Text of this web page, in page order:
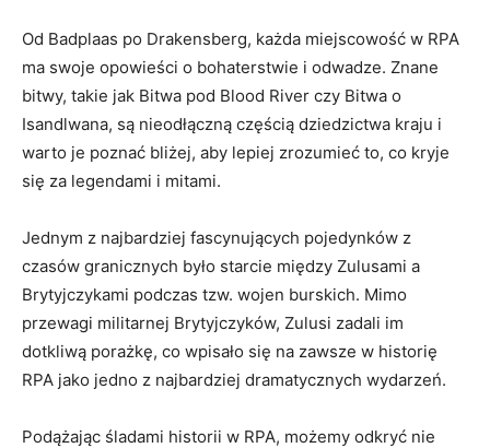
Od⁢ Badplaas po ⁢Drakensberg, każda miejscowość w RPA
ma swoje⁢ opowieści ‍o bohaterstwie‌ i odwadze. Znane
bitwy, takie jak Bitwa pod Blood River czy Bitwa o
Isandlwana, są nieodłączną częścią dziedzictwa kraju i
‌warto je poznać​ bliżej,⁢ aby lepiej ‌zrozumieć to, ‍co‌ kryje
się za legendami ⁢i mitami.
Jednym⁢ z najbardziej fascynujących ​pojedynków z
czasów granicznych było starcie między Zulusami a
Brytyjczykami ⁤podczas⁣ tzw. wojen burskich. Mimo‌
przewagi ​militarnej ⁢Brytyjczyków, Zulusi zadali im
dotkliwą porażkę, co wpisało się​ na zawsze ⁤w historię
RPA jako jedno z​ najbardziej dramatycznych ​wydarzeń.
Podążając śladami‌ historii w RPA, możemy odkryć nie